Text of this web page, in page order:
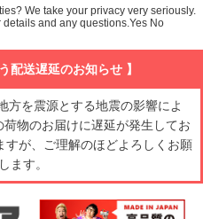
配送遅延のお知らせ 】
方を震源とする地震の影響によ
物のお届けに遅延が発生してお
すが、ご理解のほどよろしくお願
ます。
We take your privacy very seriously.
details and any questions.Yes No